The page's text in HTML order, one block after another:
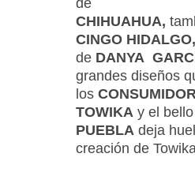
CHIHUAHUA,
CINGO HIDALGO,
de DANYA
grandes diseños
los
TOWIKA y el
PUEBLA deja
creación de